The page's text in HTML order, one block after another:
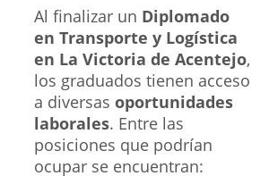
Al finalizar un Diplomado
en Transporte y Logística
en La Victoria de Acentejo,
los graduados tienen acceso
a diversas oportunidades
laborales. Entre las
posiciones que podrían
ocupar se encuentran: